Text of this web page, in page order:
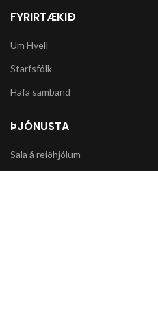
FYRIRTÆKIÐ
Um Hvell
Starfsfólk
Hafa samband
ÞJÓNUSTA
Sala á reiðhjólum